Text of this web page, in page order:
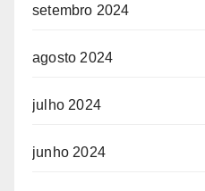
setembro 2024
agosto 2024
julho 2024
junho 2024